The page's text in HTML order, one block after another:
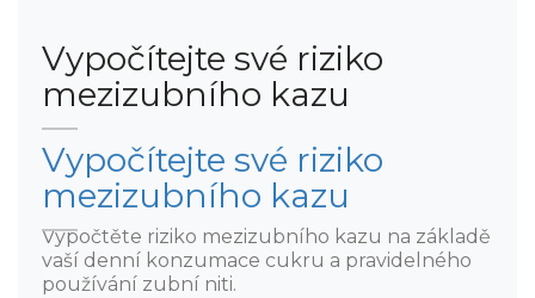
Vypočítejte své riziko
mezizubního kazu
Vypočítejte své riziko
mezizubního kazu
Vypočtěte riziko mezizubního kazu na základě
vaší denní konzumace cukru a pravidelného
používání zubní niti.